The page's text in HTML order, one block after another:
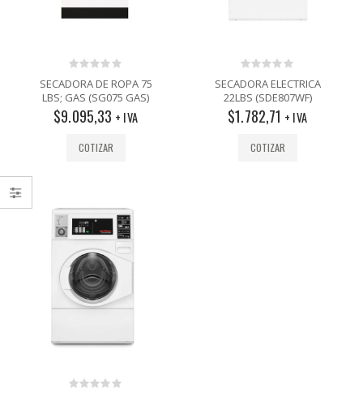
0
out
of
5
SECADORA DE ROPA 75
LBS; GAS (SG075 GAS)
$9.095,33 + IVA
COTIZAR
0
out
of
5
SECADORA ELECTRICA
22LBS (SDE807WF)
$1.782,71 + IVA
COTIZAR